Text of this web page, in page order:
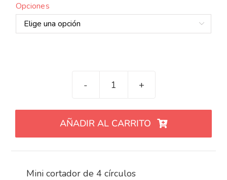
Opciones

Mini
4
círculos
cantidad
AÑADIR AL CARRITO
Mini cortador de 4 círculos